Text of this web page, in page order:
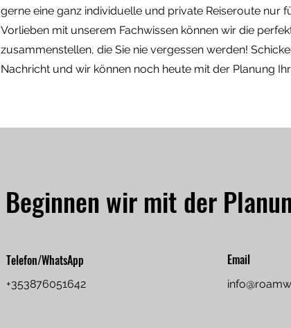
gerne eine ganz individuelle und private Reiseroute nur
Vorlieben mit unserem Fachwissen können wir die
zusammenstellen, die Sie nie vergessen werden!
Nachricht und wir können noch heute mit der Planung
Beginnen wir mit der
Telefon/WhatsApp
+353876051642
Email